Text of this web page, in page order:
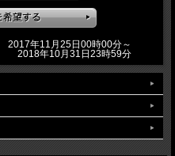
2017年11月25日00時00分～
2018年10月31日23時59分